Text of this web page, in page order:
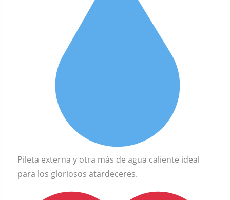
Pileta externa y otra más de agua caliente ideal
para los gloriosos atardeceres.